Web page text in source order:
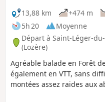
13,88 km
+474 m
5h 20
Moyenne
Départ à Saint-Léger-
(Lozère)
Agréable balade en Forêt
également en VTT, sans
montées assez raides aux